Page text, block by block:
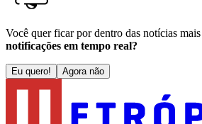
Você quer ficar por dentro das notícias
notificações em tempo real?
Eu quero! Agora não